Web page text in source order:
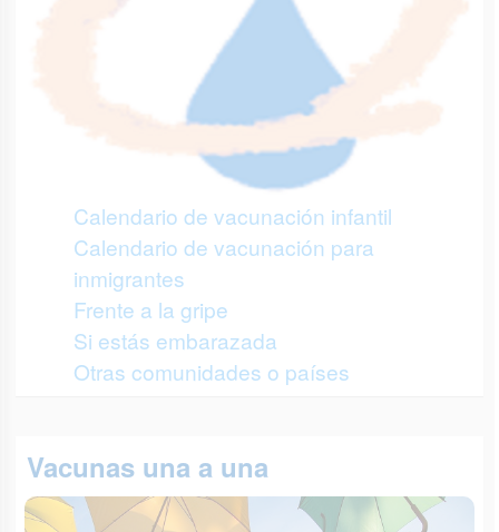
Calendario de vacunación infantil
Calendario de vacunación para
inmigrantes
Frente a la gripe
Si estás embarazada
Otras comunidades o países
Vacunas una a una